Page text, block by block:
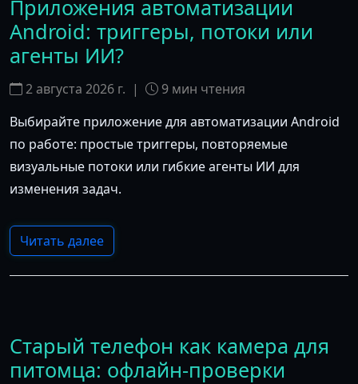
Приложения автоматизации
Android: триггеры, потоки или
агенты ИИ?
2 августа 2026 г. | 9 мин чтения
Выбирайте приложение для автоматизации Android
по работе: простые триггеры, повторяемые
визуальные потоки или гибкие агенты ИИ для
изменения задач.
Читать далее
Старый телефон как камера для
питомца: офлайн-проверки